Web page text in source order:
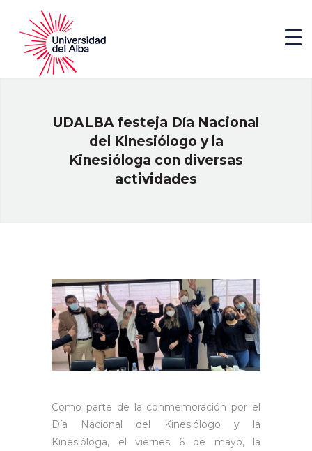
UDALBA festeja Día Nacional
del Kinesiólogo y la
Kinesióloga con diversas
actividades
Como parte de la conmemoración por el
Día Nacional del Kinesiólogo y la
Kinesióloga, el viernes 6 de mayo, la